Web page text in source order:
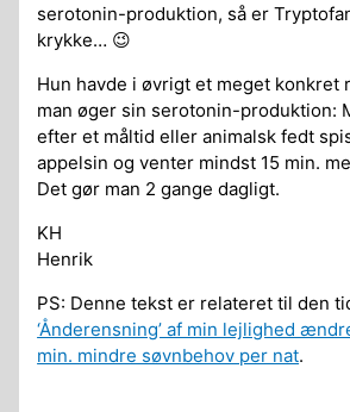
serotonin-produktion, så er
krykke… 😉
Hun havde i øvrigt et meget konkret
man øger sin serotonin-produktion:
efter et måltid eller animalsk fedt
appelsin og venter mindst 15 min.
Det gør man 2 gange dagligt.
KH
Henrik
PS: Denne tekst er relateret til den
‘Ånderensning’ af min lejlighed
min. mindre søvnbehov per nat.